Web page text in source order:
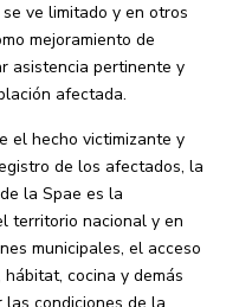
ve limitado y en otros
mejoramiento de
asistencia pertinente y
afectada.
el hecho victimizante y
de los afectados, la
la Spae es la
territorio nacional y en
municipales, el acceso
cocina y demás